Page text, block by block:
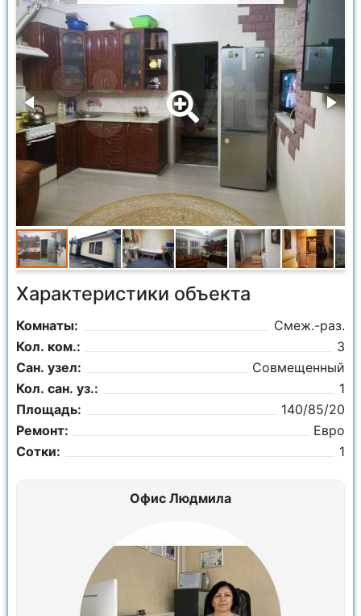
Характеристики объекта
Комнаты:
Смеж.-раз.
Кол. ком.:
3
Сан. узел:
Совмещенный
Кол. сан. уз.:
1
Площадь:
140/85/20
Ремонт:
Евро
Сотки:
1
Офис Людмила